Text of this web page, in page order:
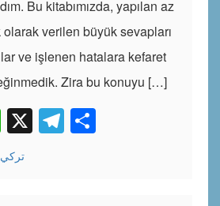
Bu kitabımızda, yapılan az
olarak verilen büyük sevapları
ve işlenen hatalara kefaret
Zira bu konuyu […]
WhatsApp
X Telegram
Türkçe - تركي